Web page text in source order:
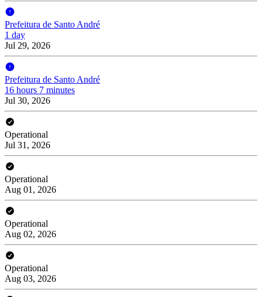
Prefeitura de Santo André
1 day
Jul 29, 2026
Prefeitura de Santo André
16 hours 7 minutes
Jul 30, 2026
Operational
Jul 31, 2026
Operational
Aug 01, 2026
Operational
Aug 02, 2026
Operational
Aug 03, 2026